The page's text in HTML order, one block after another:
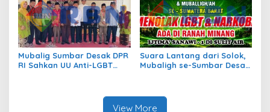
Mubalig Sumbar Desak DPR
RI Sahkan UU Anti-LGBT
Suara Lantang dari Solok,
Mubaligh se-Sumbar Desak
View More